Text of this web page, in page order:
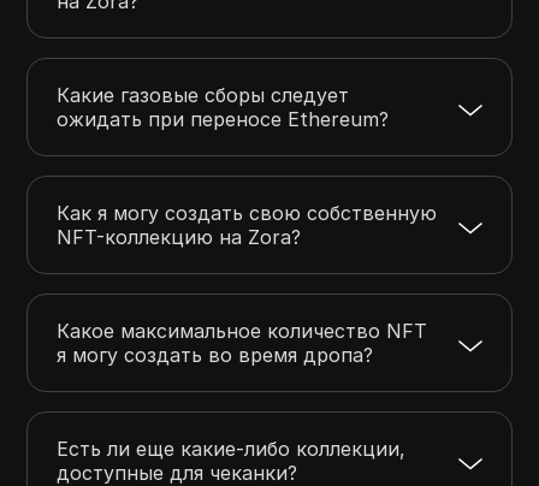
Какие газовые сборы следует
ожидать при переносе Ethereum?
Как я могу создать свою собственную
NFT-коллекцию на Zora?
Какое максимальное количество NFT
я могу создать во время дропа?
Есть ли еще какие-либо коллекции,
доступные для чеканки?